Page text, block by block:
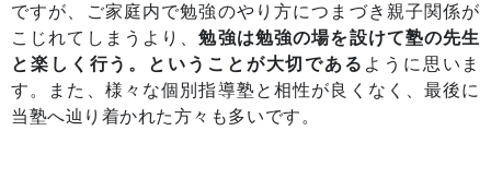
ですが、ご家庭内で勉強のやり方につまづき親子関係が
こじれてしまうより、勉強は勉強の場を設けて塾の先生
と楽しく行う。ということが大切である ように思いま
す。また、様々な個別指導塾と相性が良くなく、最後に
当塾へ辿り着かれた方々も多いです。